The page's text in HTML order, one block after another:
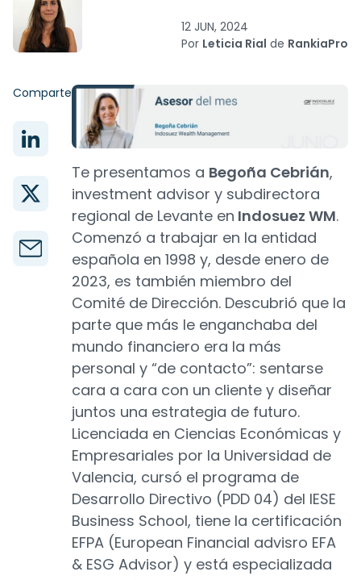
12 JUN, 2024
Por Leticia Rial de RankiaPro
Comparte
Te presentamos a Begoña Cebrián,
investment advisor y subdirectora
regional de Levante en Indosuez WM.
Comenzó a trabajar en la entidad
española en 1998 y, desde enero de
2023, es también miembro del
Comité de Dirección. Descubrió que la
parte que más le enganchaba del
mundo financiero era la más
personal y “de contacto”: sentarse
cara a cara con un cliente y diseñar
juntos una estrategia de futuro.
Licenciada en Ciencias Económicas y
Empresariales por la Universidad de
Valencia, cursó el programa de
Desarrollo Directivo (PDD 04) del IESE
Business School, tiene la certificación
EFPA (European Financial advisro EFA
& ESG Advisor) y está especializada